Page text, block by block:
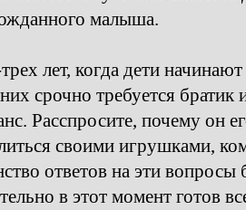
малыша.
лет, когда дети
срочно требуется
Расспросите, почему он
своими игрушками,
ответов на эти вопросы
в этот момент готов